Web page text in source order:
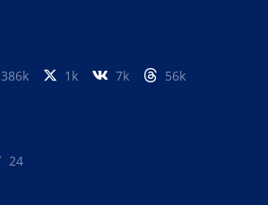
386k 1k 7k 56k
24